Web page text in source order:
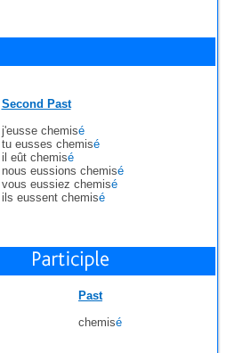
Second Past
j'eusse chemisé
tu eusses chemisé
il eût chemisé
nous eussions chemisé
vous eussiez chemisé
ils eussent chemisé
Past
chemisé